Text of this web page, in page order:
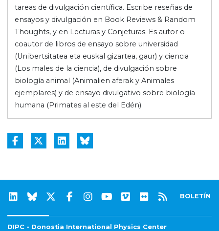
tareas de divulgación científica. Escribe reseñas de
ensayos y divulgación en Book Reviews & Random
Thoughts, y en Lecturas y Conjeturas. Es autor o
coautor de libros de ensayo sobre universidad
(Unibertsitatea eta euskal gizartea, gaur) y ciencia
(Los males de la ciencia), de divulgación sobre
biología animal (Animalien aferak y Animales
ejemplares) y de ensayo divulgativo sobre biología
humana (Primates al este del Edén).
BOLETÍN
DIPC - Donostia International Physics Center